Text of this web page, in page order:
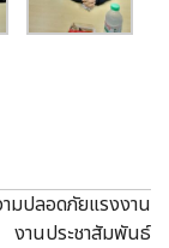
มปลอดภัยแรงงาน
งานประชาสัมพันธ์